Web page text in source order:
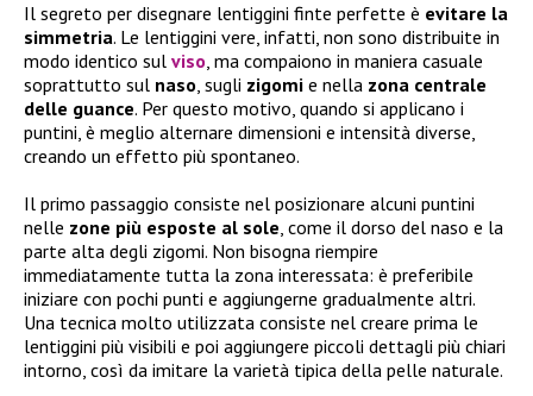
Il segreto per disegnare lentiggini finte perfette è evitare la
simmetria. Le lentiggini vere, infatti, non sono distribuite in
modo identico sul viso, ma compaiono in maniera casuale
soprattutto sul naso, sugli zigomi e nella zona centrale
delle guance. Per questo motivo, quando si applicano i
puntini, è meglio alternare dimensioni e intensità diverse,
creando un effetto più spontaneo.
Il primo passaggio consiste nel posizionare alcuni puntini
nelle zone più esposte al sole, come il dorso del naso e la
parte alta degli zigomi. Non bisogna riempire
immediatamente tutta la zona interessata: è preferibile
iniziare con pochi punti e aggiungerne gradualmente altri.
Una tecnica molto utilizzata consiste nel creare prima le
lentiggini più visibili e poi aggiungere piccoli dettagli più chiari
intorno, così da imitare la varietà tipica della pelle naturale.